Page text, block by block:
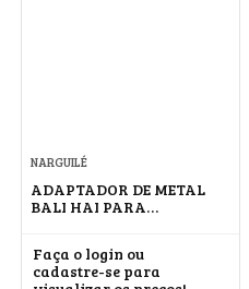
NARGUILÉ
ADAPTADOR DE METAL
BALI HAI PARA
Faça o login ou
cadastre-se para